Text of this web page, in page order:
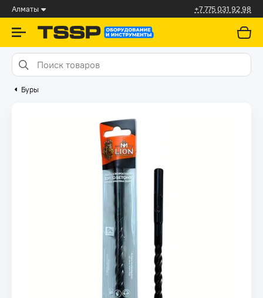
Алматы +7 775 031 92 98
Буры